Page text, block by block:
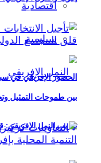
اقتصادية
سياسية
تهريب النمل
الحضور الإفريقي في
بين طموحات التمثيل